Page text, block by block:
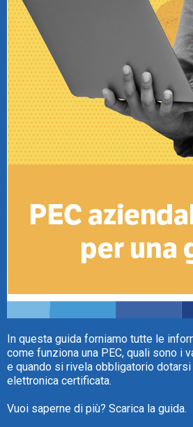
TeamSystem Corporate
TeamSystem Store
In questa guida forniamo tutte le
come funziona una PEC, quali sono i
e quando si rivela obbligatorio
elettronica certificata.
Vuoi saperne di più? Scarica la guida.